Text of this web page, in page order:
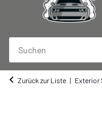
Zurück zur Liste Exterior